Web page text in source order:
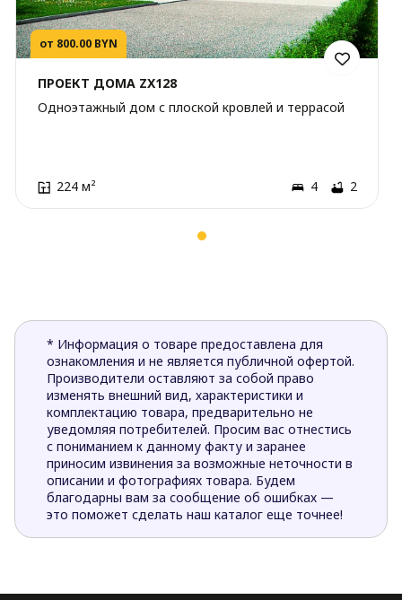
от 800.00 BYN
ПРОЕКТ ДОМА ZX128
Одноэтажный дом с плоской кровлей и террасой
224 м² 4 2
* Информация о товаре предоставлена для
ознакомления и не является публичной офертой.
Производители оставляют за собой право
изменять внешний вид, характеристики и
комплектацию товара, предварительно не
уведомляя потребителей. Просим вас отнестись
с пониманием к данному факту и заранее
приносим извинения за возможные неточности в
описании и фотографиях товара. Будем
благодарны вам за сообщение об ошибках —
это поможет сделать наш каталог еще точнее!